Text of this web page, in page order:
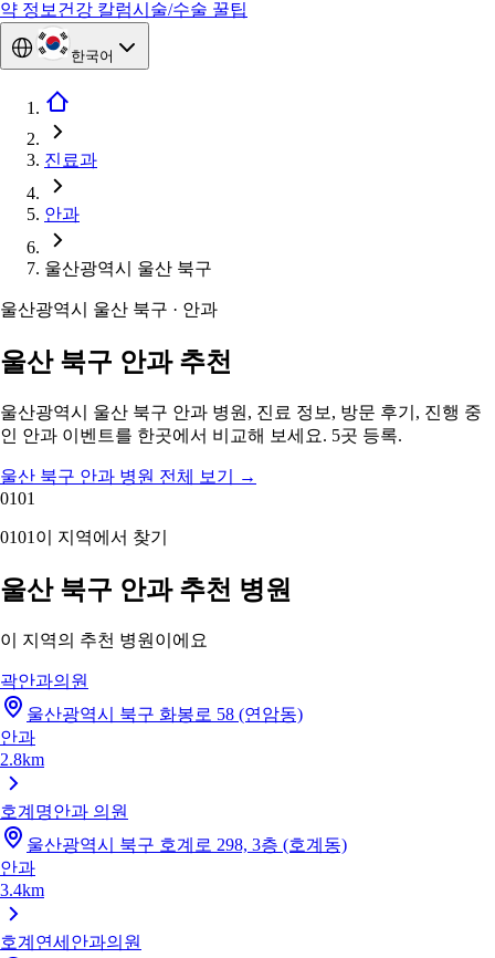
약 정보 건강 칼럼시술/수술 꿀팁
한국어
진료과
안과
울산광역시 울산 북구
울산광역시 울산 북구 · 안과
울산 북구 안과 추천
울산광역시 울산 북구 안과 병원, 진료 정보, 방문 후기, 진행 중
인 안과 이벤트를 한곳에서 비교해 보세요. 5곳 등록.
울산 북구 안과 병원 전체 보기
→
0101
0101 이 지역에서 찾기
울산 북구 안과 추천 병원
이 지역의 추천 병원이에요
곽안과의원
울산광역시 북구 화봉로 58 (연암동)
안과
2.8km
호계명안과 의원
울산광역시 북구 호계로 298, 3층 (호계동)
안과
3.4km
호계연세안과의원